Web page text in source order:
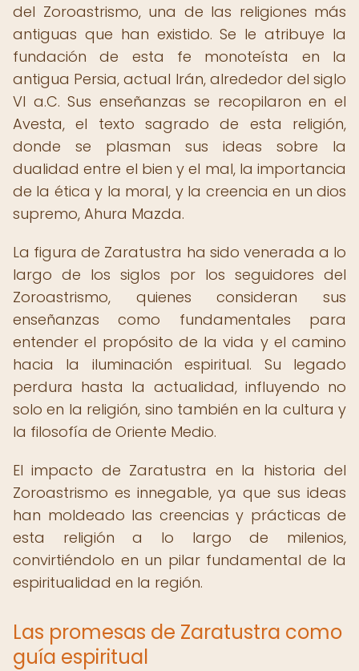
del Zoroastrismo, una de las religiones más
antiguas que han existido. Se le atribuye la
fundación de esta fe monoteísta en la
antigua Persia, actual Irán, alrededor del siglo
VI a.C. Sus enseñanzas se recopilaron en el
Avesta, el texto sagrado de esta religión,
donde se plasman sus ideas sobre la
dualidad entre el bien y el mal, la importancia
de la ética y la moral, y la creencia en un dios
supremo, Ahura Mazda.
La figura de Zaratustra ha sido venerada a lo
largo de los siglos por los seguidores del
Zoroastrismo, quienes consideran sus
enseñanzas como fundamentales para
entender el propósito de la vida y el camino
hacia la iluminación espiritual. Su legado
perdura hasta la actualidad, influyendo no
solo en la religión, sino también en la cultura y
la filosofía de Oriente Medio.
El impacto de Zaratustra en la historia del
Zoroastrismo es innegable, ya que sus ideas
han moldeado las creencias y prácticas de
esta religión a lo largo de milenios,
convirtiéndolo en un pilar fundamental de la
espiritualidad en la región.
Las promesas de Zaratustra como
guía espiritual